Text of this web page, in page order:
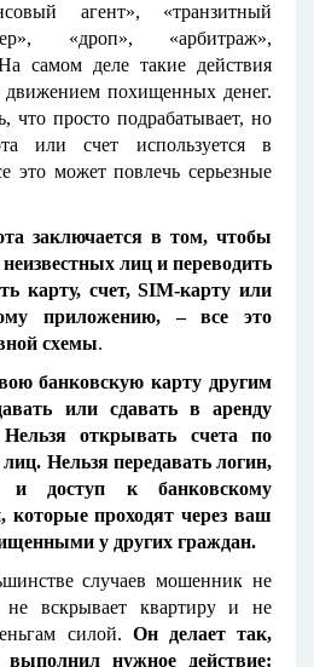
агент», «транзитный
«дроп», «арбитраж»,
самом деле такие действия
движением похищенных денег.
что просто подрабатывает, но
или счет используется в
это может повлечь серьезные
заключается в том, чтобы
лиц и переводить
карту, счет, SIM-карту или
приложению, – все это
схемы.
банковскую карту другим
или сдавать в аренду
открывать счета по
Нельзя передавать логин,
и доступ к банковскому
которые проходят через ваш
у других граждан.
случаев мошенник не
не вскрывает квартиру и не
силой. Он делает так,
нужное действие: